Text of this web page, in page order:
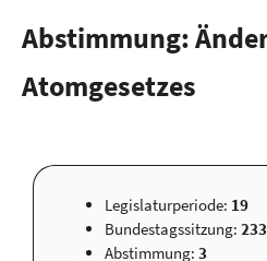
Abstimmung:
Atomgesetzes
Legislaturperiode: 19
Bundestagssitzung: 233
Abstimmung: 3